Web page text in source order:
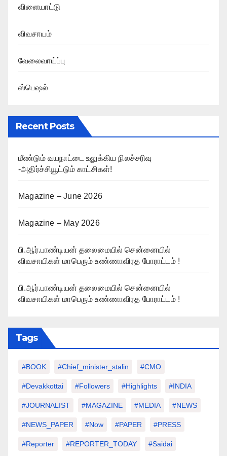
விளையாட்டு
விவசாயம்
வேலைவாய்ப்பு
ஸ்பெஷல்
Recent Posts
மீண்டும் வயநாட்டை உலுக்கிய நிலச்சரிவு
-அதிர்ச்சியூட்டும் காட்சிகள்!
Magazine – June 2026
Magazine – May 2026
பி.ஆர்.பாண்டியன் தலைமையில் சென்னையில்
விவசாயிகள் மாபெரும் உண்ணாவிரத போராட்டம் !
பி.ஆர்.பாண்டியன் தலைமையில் சென்னையில்
விவசாயிகள் மாபெரும் உண்ணாவிரத போராட்டம் !
Tags
#BOOK #chief_minister_stalin #CMO
#devakkottai #followers #highlights #INDIA
#JOURNALIST #MAGAZINE #MEDIA #NEWS
#NEWS_PAPER #Now #PAPER #PRESS
#Reporter #REPORTER_TODAY #saidai